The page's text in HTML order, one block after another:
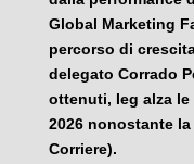
Global Marketing
percorso di
delegato Corrado
ottenuti, Ieg alza
2026 nonostante
Corriere).